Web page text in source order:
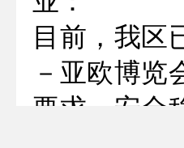
目前，我区
－亚欧博览
要求，安全